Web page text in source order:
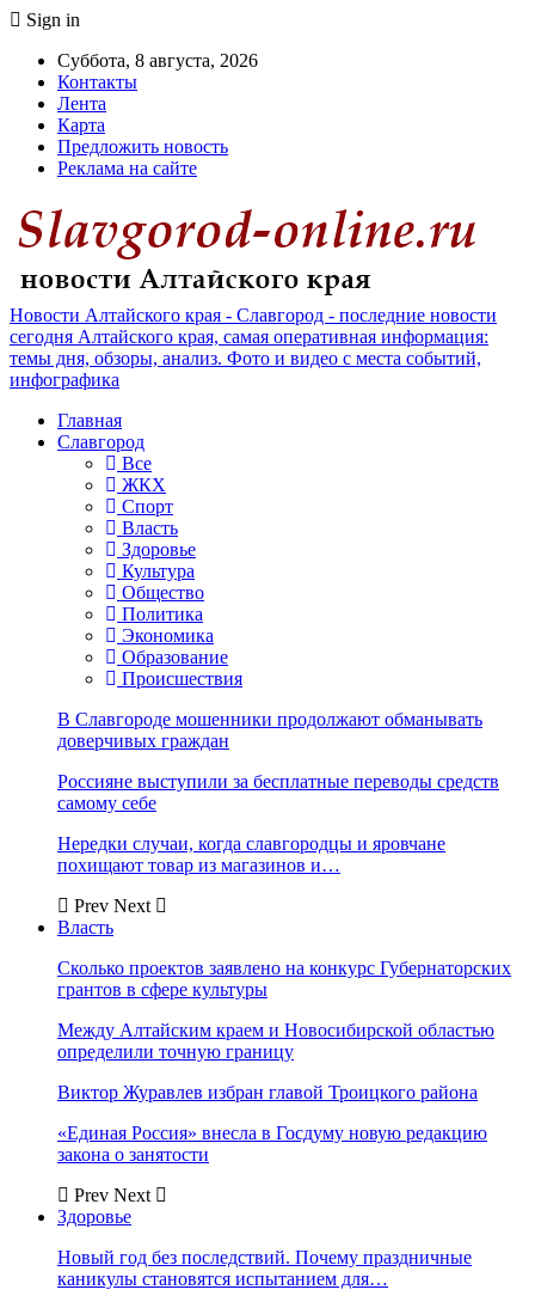
Sign in
Суббота, 8 августа, 2026
Контакты
Лента
Карта
Предложить новость
Реклама на сайте
Новости Алтайского края - Славгород - последние новости
сегодня Алтайского края, самая оперативная информация:
темы дня, обзоры, анализ. Фото и видео с места событий,
инфографика
Главная
Славгород
Все
ЖКХ
Спорт
Власть
Здоровье
Культура
Общество
Политика
Экономика
Образование
Происшествия
В Славгороде мошенники продолжают обманывать
доверчивых граждан
Россияне выступили за бесплатные переводы средств
самому себе
Нередки случаи, когда славгородцы и яровчане
похищают товар из магазинов и…
Prev Next
Власть
Сколько проектов заявлено на конкурс Губернаторских
грантов в сфере культуры
Между Алтайским краем и Новосибирской областью
определили точную границу
Виктор Журавлев избран главой Троицкого района
«Единая Россия» внесла в Госдуму новую редакцию
закона о занятости
Prev Next
Здоровье
Новый год без последствий. Почему праздничные
каникулы становятся испытанием для…